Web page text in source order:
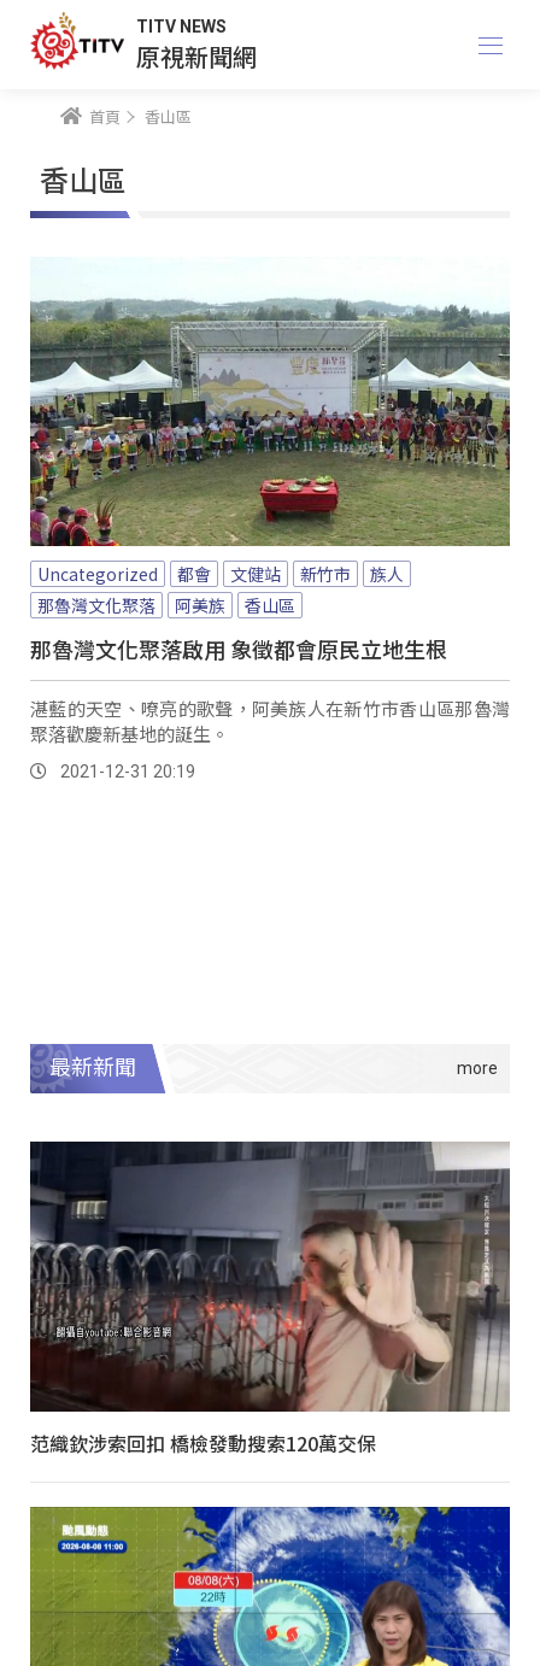
TITV NEWS
原視新聞網
首頁 香山區
香山區
Uncategorized 都會 文健站 新竹市
族人
那魯灣文化聚落
阿美族 香山區
那魯灣文化聚落啟用 象徵都會原民立地生根
湛藍的天空、嘹亮的歌聲，阿美族人在新竹市香山區那魯灣
聚落歡慶新基地的誕生。
2021-12-31 20:19
最新新聞
范織欽涉索回扣 橋檢發動搜索120萬交保